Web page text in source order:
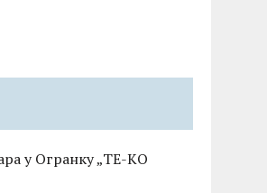
у Огранку „ТЕ-KО